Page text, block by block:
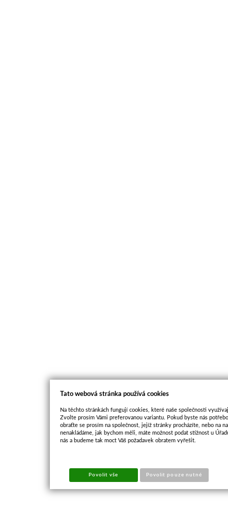
Tato webová stránka používá cookies
Na těchto stránkách fungují cookies, které naše společnosti
Zvolte prosím Vámi preferovanou variantu. Pokud byste nás
obraťte se prosím na společnost, jejíž stránky procházíte, nebo na
nenakládáme, jak bychom měli, máte možnost podat stížnost u
nás a budeme tak moct Váš požadavek obratem vyřešit.
Povolit vše Povolit pouze nutné